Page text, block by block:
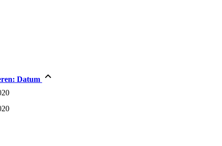
Datum